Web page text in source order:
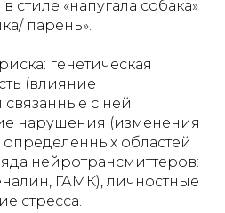
«напугала собака»
парень».
генетическая
(влияние
связанные с ней
нарушения (изменения
областей
нейротрансмиттеров:
ГАМК), личностные
стресса.